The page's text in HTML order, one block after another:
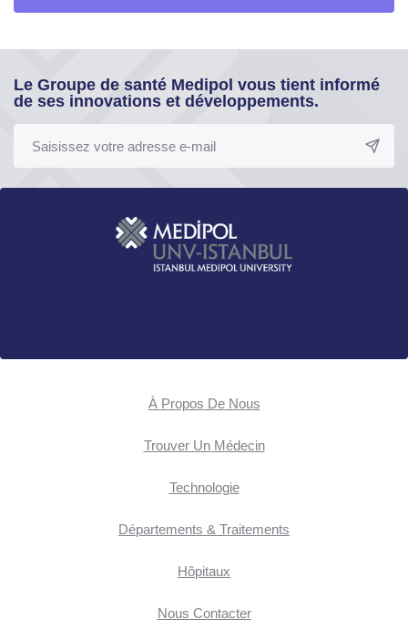
Le Groupe de santé Medipol vous tient informé
de ses innovations et développements.
À Propos De Nous
Trouver Un Médecin
Technologie
Départements & Traitements
Hôpitaux
Nous Contacter